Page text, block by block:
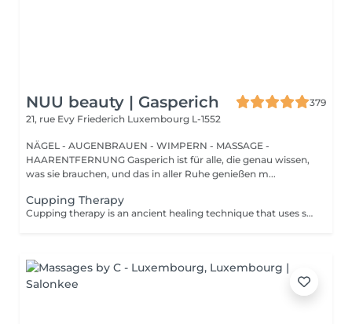
NUU beauty | Gasperich
379
21, rue Evy Friederich Luxembourg L-1552
NÄGEL - AUGENBRAUEN - WIMPERN - MASSAGE -
HAARENTFERNUNG Gasperich ist für alle, die genau wissen,
was sie brauchen, und das in aller Ruhe genießen m...
Cupping Therapy
Cupping therapy is an ancient healing technique that uses special cups to create gentle suction on the skin. This suction promotes blood flow, relieves muscle tension, reduces inflammation, and supports deep relaxation. The treatment can help release toxins, improve circulation, and ease chronic pain or stiffness. *Please note that cupping therapy could just be added to a massage service with includes back massage.